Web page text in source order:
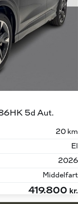
5d Aut.
20 km
El
2026
Middelfart
419.800 kr.